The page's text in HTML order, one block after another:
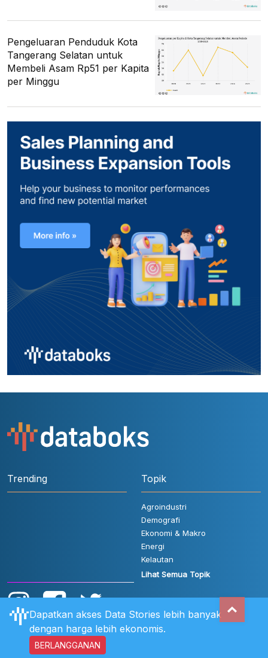
Pengeluaran Penduduk Kota
Tangerang Selatan untuk
Membeli Asam Rp51 per Kapita
per Minggu
Trending Topik
Agroindustri
Demografi
Ekonomi & Makro
Energi
Kelautan
Lihat Semua Topik
Aturan Pengguna Hubungi Kami
Dapatkan akses Data Stories lebih banyak
dengan harga lebih ekonomis.
BERLANGGANAN